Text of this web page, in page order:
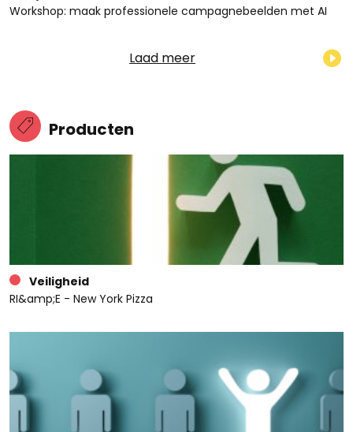
Workshop: maak professionele campagnebeelden met AI
Laad meer
Producten
Veiligheid
RI&amp;E - New York Pizza